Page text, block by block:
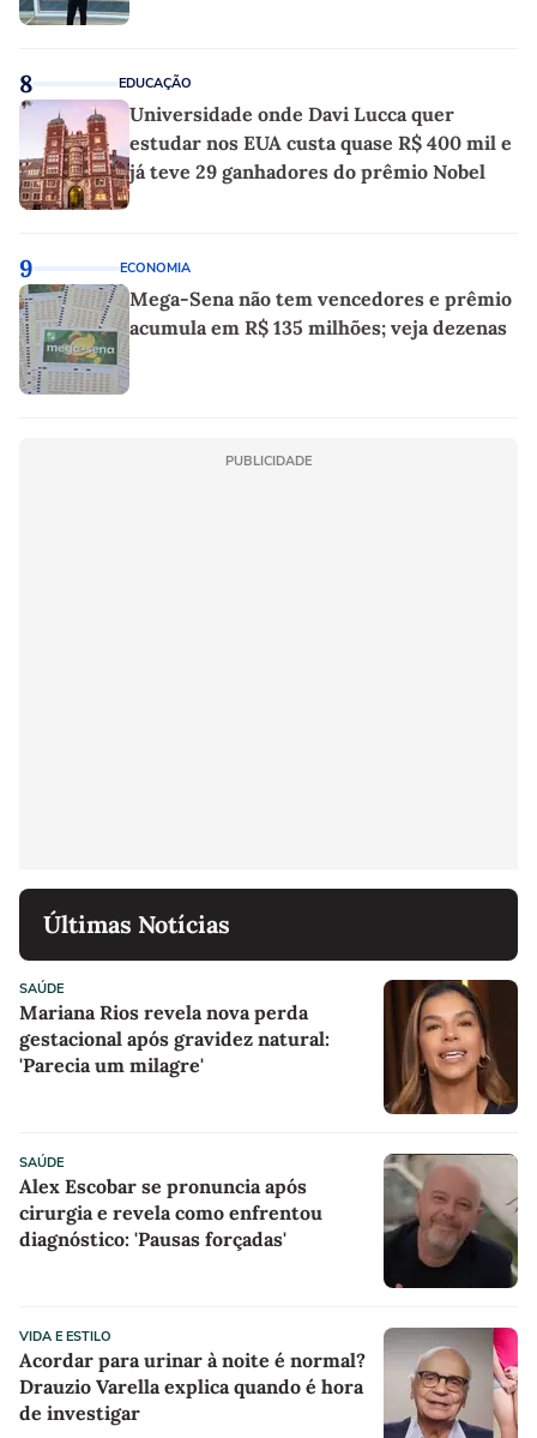
8 EDUCAÇÃO
Universidade onde Davi Lucca quer
estudar nos EUA custa quase R$ 400 mil e
já teve 29 ganhadores do prêmio Nobel
9 ECONOMIA
Mega-Sena não tem vencedores e prêmio
acumula em R$ 135 milhões; veja dezenas
PUBLICIDADE
Últimas Notícias
SAÚDE
Mariana Rios revela nova perda
gestacional após gravidez natural:
'Parecia um milagre'
SAÚDE
Alex Escobar se pronuncia após
cirurgia e revela como enfrentou
diagnóstico: 'Pausas forçadas'
VIDA E ESTILO
Acordar para urinar à noite é normal?
Drauzio Varella explica quando é hora
de investigar